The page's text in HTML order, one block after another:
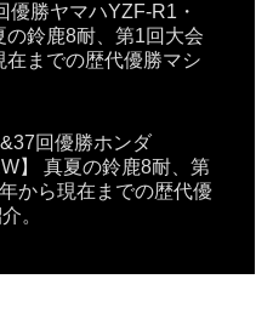
優勝ヤマハYZF-R1・
の鈴鹿8耐、第1回大会
在までの歴代優勝マシ
回優勝ホンダ
】 真夏の鈴鹿8耐、第
から現在までの歴代優
。